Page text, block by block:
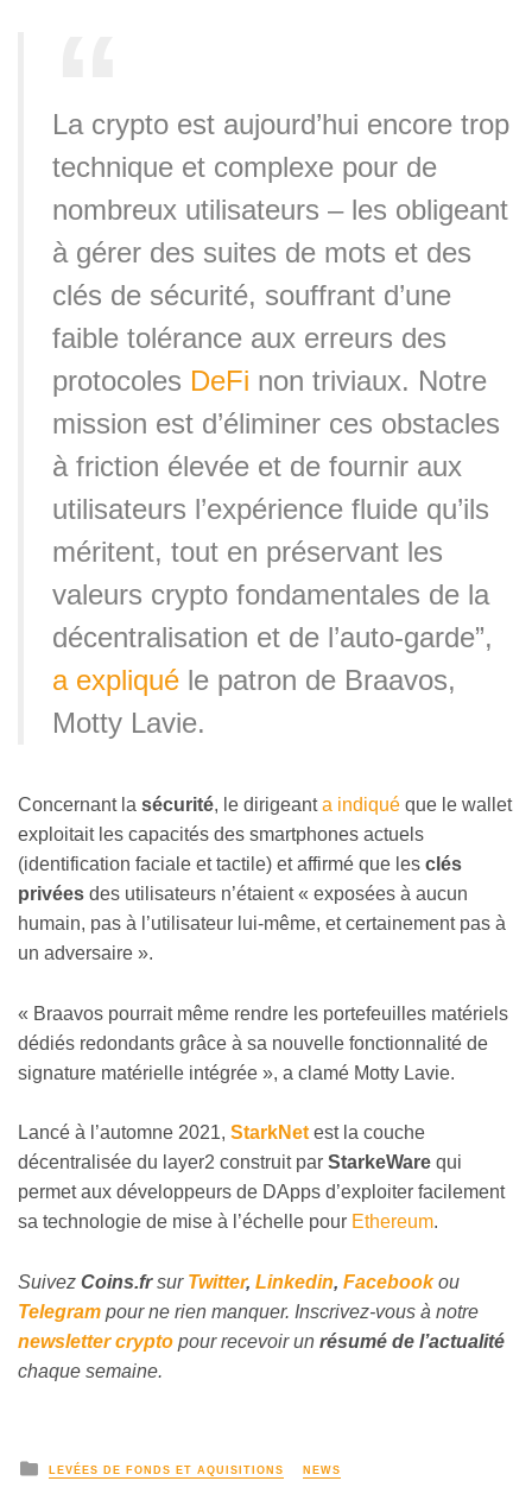
La crypto est aujourd’hui encore trop
technique et complexe pour de
nombreux utilisateurs – les obligeant
à gérer des suites de mots et des
clés de sécurité, souffrant d’une
faible tolérance aux erreurs des
protocoles DeFi non triviaux. Notre
mission est d’éliminer ces obstacles
à friction élevée et de fournir aux
utilisateurs l’expérience fluide qu’ils
méritent, tout en préservant les
valeurs crypto fondamentales de la
décentralisation et de l’auto-garde”,
a expliqué le patron de Braavos,
Motty Lavie.
Concernant la sécurité, le dirigeanta indiqué que le wallet
exploitait les capacités des smartphones actuels
(identification faciale et tactile) et affirmé que les clés
privées des utilisateurs n’étaient « exposées à aucun
humain, pas à l’utilisateur lui-même, et certainement pas à
un adversaire ».
« Braavos pourrait même rendre les portefeuilles matériels
dédiés redondants grâce à sa nouvelle fonctionnalité de
signature matérielle intégrée », a clamé Motty Lavie.
Lancé à l’automne 2021, StarkNet est la couche
décentralisée du layer2 construit par StarkeWare qui
permet aux développeurs de DApps d’exploiter facilement
sa technologie de mise à l’échelle pour Ethereum.
Suivez Coins.frsur Twitter, Linkedin, Facebookou
Telegram pour ne rien manquer. Inscrivez-vous à notre
newsletter crypto pour recevoir un résumé de l’actualité
chaque semaine.
LEVÉES DE FONDS ET AQUISITIONS NEWS